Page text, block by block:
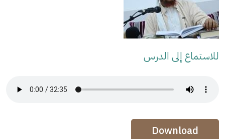
للاستماع إلى الدرس
Audio Stream
Audio Stream
Download